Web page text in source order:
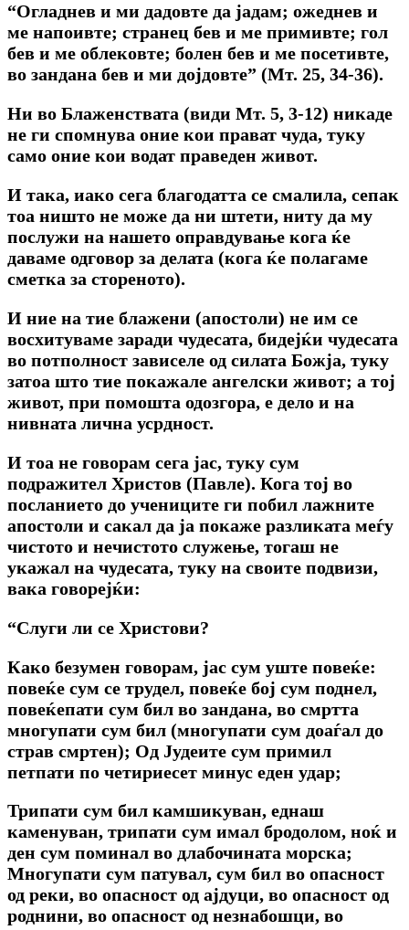
“Огладнев и ми дадовте да јадам; ожеднев и
ме напоивте; странец бев и ме примивте; гол
бев и ме облековте; болен бев и ме посетивте,
во зандана бев и ми дојдовте” (Мт. 25, 34-36).
Ни во Блаженствата (види Мт. 5, 3-12) никаде
не ги спомнува оние кои прават чуда, туку
само оние кои водат праведен живот.
И така, иако сега благодатта се смалила, сепак
тоа ништо не може да ни штети, ниту да му
послужи на нашето оправдување кога ќе
даваме одговор за делата (кога ќе полагаме
сметка за стореното).
И ние на тие блажени (апостоли) не им се
восхитуваме заради чудесата, бидејќи чудесата
во потполност зависеле од силата Божја, туку
затоа што тие покажале ангелски живот; а тој
живот, при помошта одозгора, е дело и на
нивната лична усрдност.
И тоа не говорам сега јас, туку сум
подражител Христов (Павле). Кога тој во
посланието до учениците ги побил лажните
апостоли и сакал да ја покаже разликата меѓу
чистото и нечистото служење, тогаш не
укажал на чудесата, туку на своите подвизи,
вака говорејќи:
“Слуги ли се Христови?
Како безумен говорам, јас сум уште повеќе:
повеќе сум се трудел, повеќе бој сум поднел,
повеќепати сум бил во зандана, во смртта
многупати сум бил (многупати сум доаѓал до
страв смртен); Од Јудеите сум примил
петпати по четириесет минус еден удар;
Трипати сум бил камшикуван, еднаш
каменуван, трипати сум имал бродолом, ноќ и
ден сум поминал во длабочината морска;
Многупати сум патувал, сум бил во опасност
од реки, во опасност од ајдуци, во опасност од
роднини, во опасност од незнабошци, во